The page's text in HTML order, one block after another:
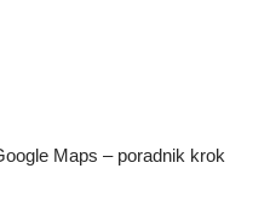
Maps – poradnik krok